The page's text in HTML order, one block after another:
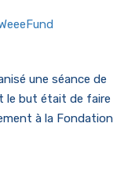
une séance de
le but était de faire
à la Fondation